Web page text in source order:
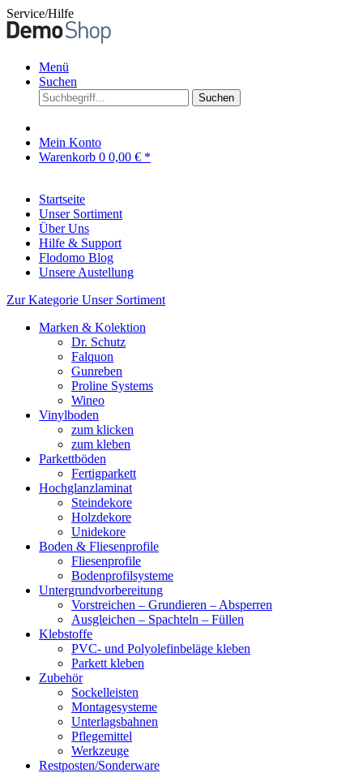
Service/Hilfe
Menü
Suchen
Suchen
Mein Konto
Warenkorb 0 0,00 € *
Startseite
Unser Sortiment
Über Uns
Hilfe & Support
Flodomo Blog
Unsere Austellung
Zur Kategorie Unser Sortiment
Marken & Kolektion
Dr. Schutz
Falquon
Gunreben
Proline Systems
Wineo
Vinylboden
zum klicken
zum kleben
Parkettböden
Fertigparkett
Hochglanzlaminat
Steindekore
Holzdekore
Unidekore
Boden & Fliesenprofile
Fliesenprofile
Bodenprofilsysteme
Untergrundvorbereitung
Vorstreichen – Grundieren – Absperren
Ausgleichen – Spachteln – Füllen
Klebstoffe
PVC- und Polyolefinbeläge kleben
Parkett kleben
Zubehör
Sockelleisten
Montagesysteme
Unterlagsbahnen
Pflegemittel
Werkzeuge
Restposten/Sonderware